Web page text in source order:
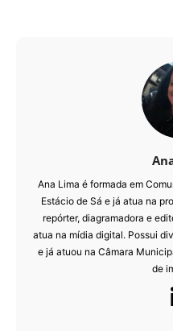
Ana Lima é formada em
Estácio de Sá e já atua na
repórter, diagramadora e
atua na mídia digital. Possui
e já atuou na Câmara
de